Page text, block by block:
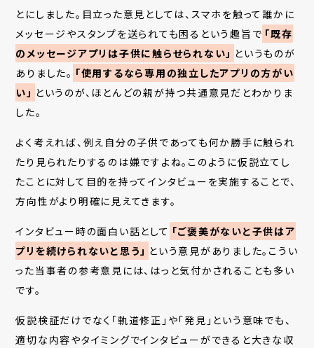
とにしました。目立った意見としては、スマホを触って誰かに
メッセージやスタンプを送られても困るという趣旨で 「既存
のメッセージアプリは子供に触らせられない」 というものが
ありました。 「使用するなら専用の独立したアプリの方がい
い」 というのが、ほとんどの親が持つ共通意見だとわかりま
した。
よく考えれば、例え自分の子供であっても何か勝手に触られ
たり見られたりするのは嫌ですよね。このように仮説立てし
たことに対して目的を持ってインタビューを実施することで、
方向性がより明確に見えてきます。
インタビュー時の面白い話として 「ご褒美がないと子供はア
プリを続けられないと思う」 という意見がありました。こうい
った当事者の参考意見には、はっと気付かされることも多い
です。
仮説検証だけでなく「軌道修正」や「発見」という意味でも、
適切な内容やタイミングでインタビューができると大きな収